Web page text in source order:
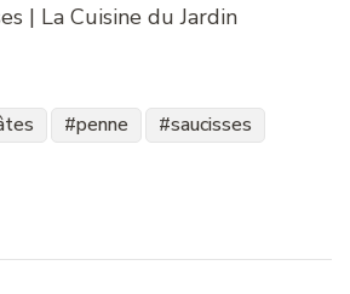
| La Cuisine du Jardin
penne
saucisses